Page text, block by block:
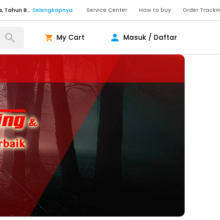
Senin - Sabtu (09:00-20:00), Minggu/Libur Nasional (10:00-18:00), Tutup pada Idul Fitri, Idul Adha, Tahun Baru Selengkapnya
Selengkapnya
Senin - Sabtu (09:00-20:00), Minggu/Libur Nasional (10:00-18:00), Tutup pada Idul Fitri, Idul Adha, Tahun Baru Selengkapnya
Senin - Jumat (10:00-20:00), Sabtu - Minggu dan Libur Nasional (10:00-18:00), Tutup pada Idul Fitri, Idul Adha, Tahun Baru Selengkapnya
Service Center How to buy Order
My Cart Masuk / Daftar